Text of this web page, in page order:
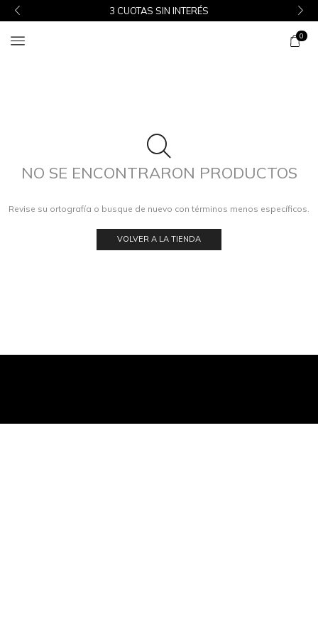
3 CUOTAS SIN INTERÉS
0
NO SE ENCONTRARON PRODUCTOS
Revise su ortografía o busque de nuevo con términos menos específicos.
VOLVER A LA TIENDA